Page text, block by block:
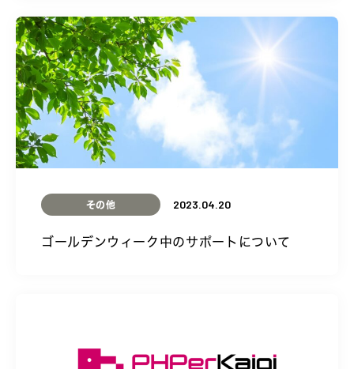
その他 2023.04.20
ゴールデンウィーク中のサポートについて